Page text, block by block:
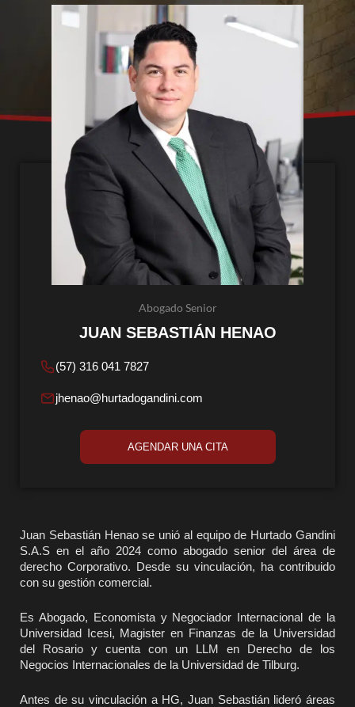
Abogado Senior
JUAN SEBASTIÁN HENAO
(57) 316 041 7827
jhenao@hurtadogandini.com
AGENDAR UNA CITA
Juan Sebastián Henao se unió al equipo de Hurtado Gandini
S.A.S en el año 2024 como abogado senior del área de
derecho Corporativo. Desde su vinculación, ha contribuido
con su gestión comercial.
Es Abogado, Economista y Negociador Internacional de la
Universidad Icesi, Magister en Finanzas de la Universidad
del Rosario y cuenta con un LLM en Derecho de los
Negocios Internacionales de la Universidad de Tilburg.
Antes de su vinculación a HG, Juan Sebastián lideró áreas